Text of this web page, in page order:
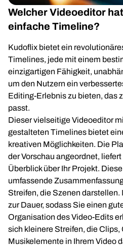
Welcher Videoeditor
einfache Timeline?
Kudoflix bietet ein
Timelines, jede mit einem
einzigartigen Fähigkeit,
um den Nutzern ein
Editing-Erlebnis zu bieten, das
passt.
Dieser vielseitige Videoeditor
gestalteten Timelines bietet
kreativen Möglichkeiten. Die
der Vorschau angeordnet,
Überblick über Ihr Projekt.
umfassende
Streifen, die Szenen darstellen.
zur Dauer, sodass Sie einen
Organisation des Video-Edits
sich kleinere Streifen, die Clips,
Musikelemente in Ihrem Video